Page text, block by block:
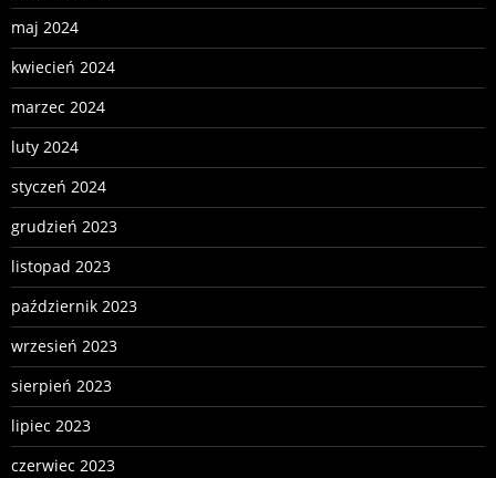
maj 2024
kwiecień 2024
marzec 2024
luty 2024
styczeń 2024
grudzień 2023
listopad 2023
październik 2023
wrzesień 2023
sierpień 2023
lipiec 2023
czerwiec 2023